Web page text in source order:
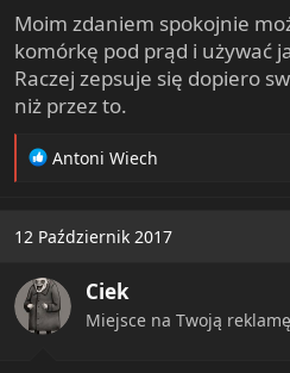
Moim zdaniem spokojnie
komórkę pod prąd i używać
Raczej zepsuje się dopiero
niż przez to.
R
t
o
n
s
Antoni Wiech
12 Październik 2017
Ciek
Miejsce na Twoją reklamę